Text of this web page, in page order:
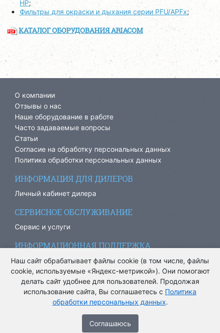
HP;
Фильтры для окраски и дыхания серии PFU/APFx;
КАТАЛОГ ОБОРУДОВАНИЯ ARIACOM
О компании
Отзывы о нас
Наше оборудование в работе
Часто задаваемые вопросы
Статьи
Согласие на обработку персональных данных
Политика обработки персональных данных
ИНФОРМАЦИЯ ДЛЯ ДИЛЕРОВ
Личный кабинет дилера
СЕРВИСНОЕ ОБСЛУЖИВАНИЕ
Сервис и услуги
ИНФОРМАЦИОННАЯ ПОДДЕРЖКА
info@ariacom.ru
® Все права защищены. 2013-2026. Информация на сайте
носит информационный характер и не является публичной
Наш сайт обрабатывает файлы cookie (в том числе, файлы
cookie, используемые «Яндекс-метрикой»). Они помогают
делать сайт удобнее для пользователей. Продолжая
использование сайта, Вы соглашаетесь с Политика
обработки персональных данных.
Cоглашаюсь